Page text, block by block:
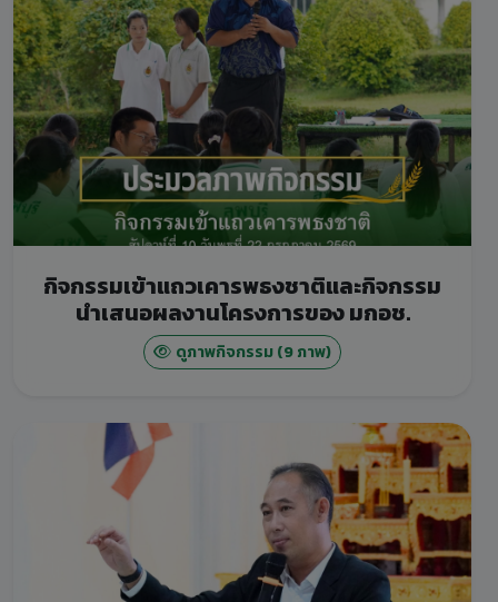
กิจกรรมเข้าแถวเคารพธงชาติและกิจกรรม
นำเสนอผลงานโครงการของ มกอช.
ดูภาพกิจกรรม (9 ภาพ)